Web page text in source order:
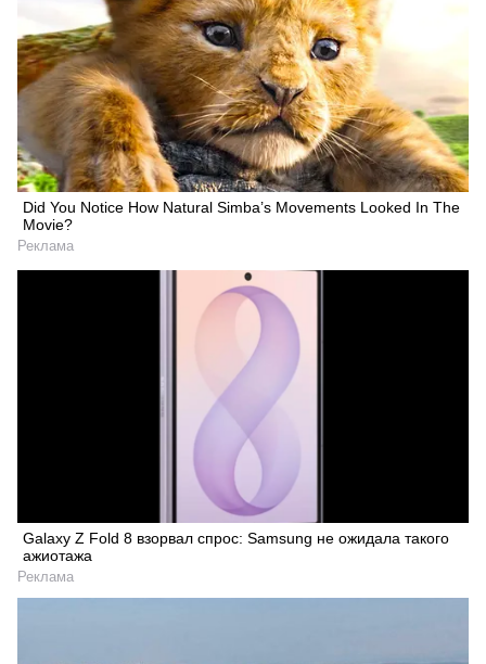
Did You Notice How Natural Simba’s Movements Looked In The
Movie?
Реклама
Galaxy Z Fold 8 взорвал спрос: Samsung не ожидала такого
ажиотажа
Реклама